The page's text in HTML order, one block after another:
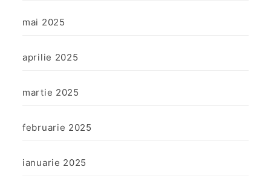
mai 2025
aprilie 2025
martie 2025
februarie 2025
ianuarie 2025